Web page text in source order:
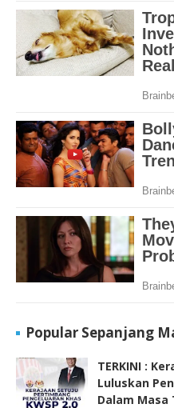
Popular Sepanjang
TERKINI :
Luluskan
Dalam